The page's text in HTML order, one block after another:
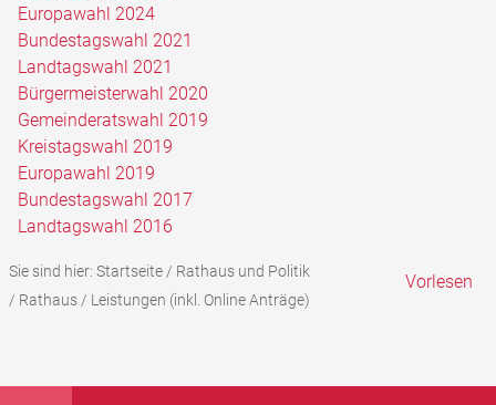
Europawahl 2024
Bundestagswahl 2021
Landtagswahl 2021
Bürgermeisterwahl 2020
Gemeinderatswahl 2019
Kreistagswahl 2019
Europawahl 2019
Bundestagswahl 2017
Landtagswahl 2016
Sie sind hier: Startseite/ Rathaus und Politik
/ Rathaus/ Leistungen (inkl. Online Anträge)
Vorlesen